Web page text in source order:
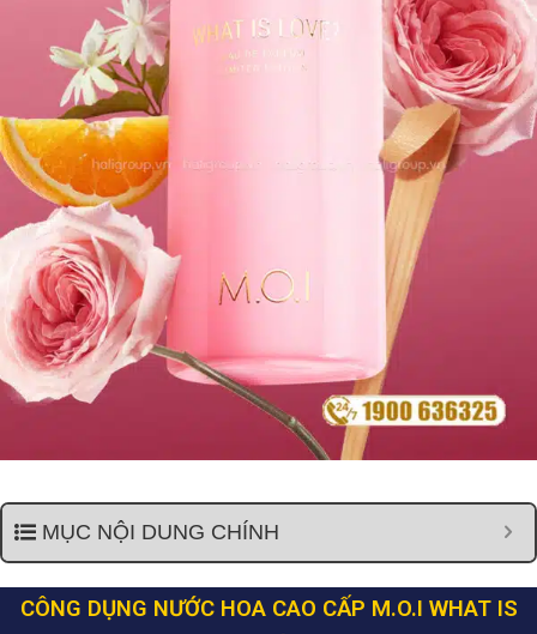
MỤC NỘI DUNG CHÍNH
CÔNG DỤNG NƯỚC HOA CAO CẤP M.O.I WHAT IS